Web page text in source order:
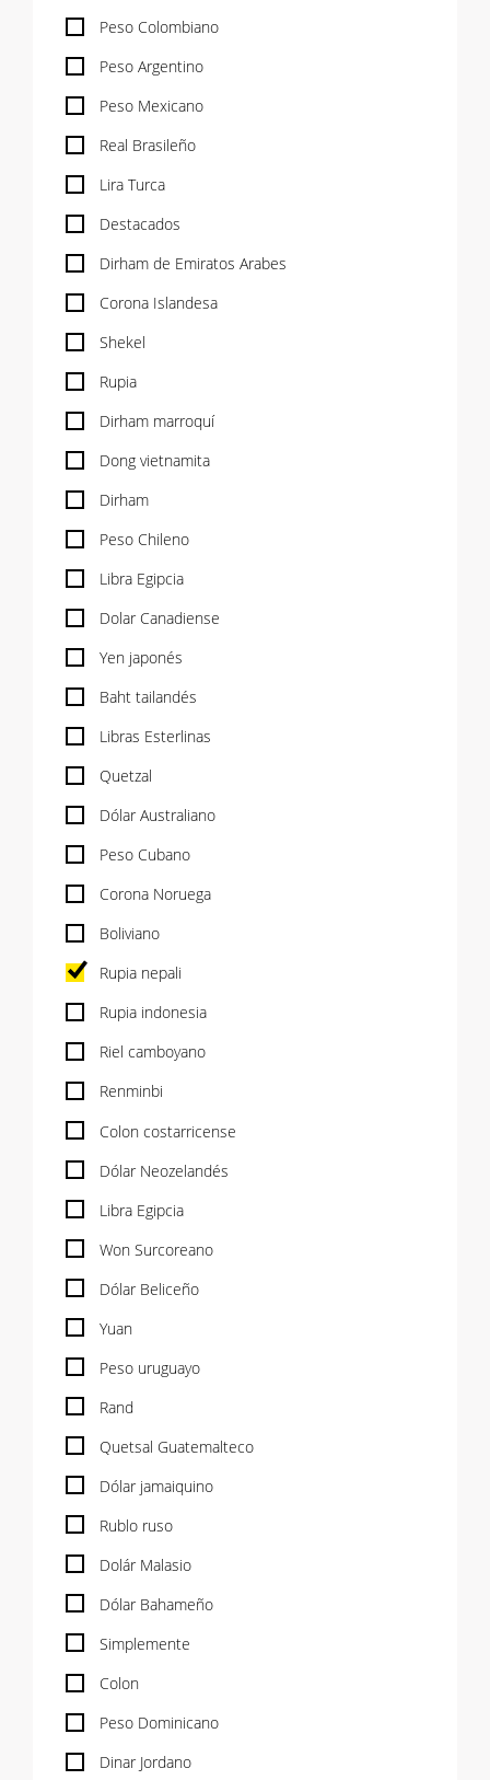
Peso Colombiano
Peso Argentino
Peso Mexicano
Real Brasileño
Lira Turca
Destacados
Dirham de Emiratos Arabes
Corona Islandesa
Shekel
Rupia
Dirham marroquí
Dong vietnamita
Dirham
Peso Chileno
Libra Egipcia
Dolar Canadiense
Yen japonés
Baht tailandés
Libras Esterlinas
Quetzal
Dólar Australiano
Peso Cubano
Corona Noruega
Boliviano
Rupia nepali
Rupia indonesia
Riel camboyano
Renminbi
Colon costarricense
Dólar Neozelandés
Libra Egipcia
Won Surcoreano
Dólar Beliceño
Yuan
Peso uruguayo
Rand
Quetsal Guatemalteco
Dólar jamaiquino
Rublo ruso
Dolár Malasio
Dólar Bahameño
Simplemente
Colon
Peso Dominicano
Dinar Jordano